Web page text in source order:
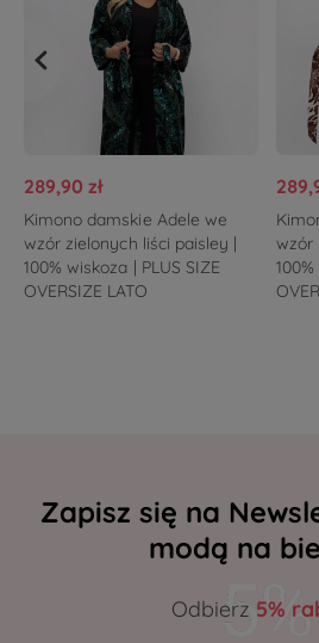
289,90 zł
Kimono damskie Adele we
wzór zielonych liści paisley |
100% wiskoza | PLUS SIZE
OVERSIZE LATO
wzór
Zapisz się na
modą na
Odbierz 5%